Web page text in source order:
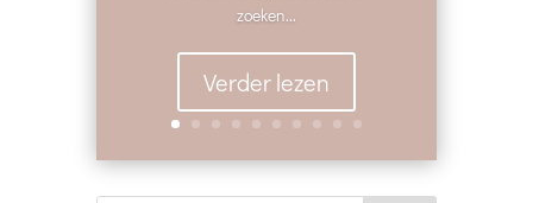
zoeken...
Verder lezen